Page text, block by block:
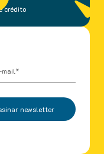
crédito
newsletter